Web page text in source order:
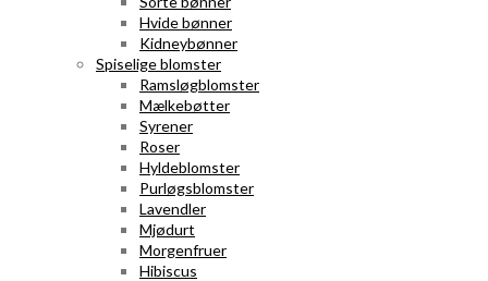
Hvide bønner
Kidneybønner
Spiselige blomster
Ramsløgblomster
Mælkebøtter
Syrener
Roser
Hyldeblomster
Purløgsblomster
Lavendler
Mjødurt
Morgenfruer
Hibiscus